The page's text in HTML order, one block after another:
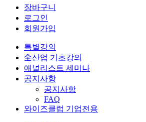
장바구니
로그인
회원가입
특별강의
全산업 기초강의
애널리스트 세미나
공지사항
공지사항
FAQ
와이즈클럽 기업전용